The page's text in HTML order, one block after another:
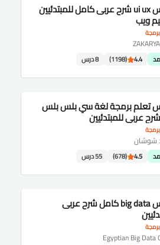
كورس ui ux شرح عربى كامل للمبتدئيين
ويب
4.4
(1198) 8 درس
تعلم برمجة لغة سي بلس بلس
شوشان
4.5
(678) 55 درس
كورس big data كامل شرح عربى
Egyptian Big Data